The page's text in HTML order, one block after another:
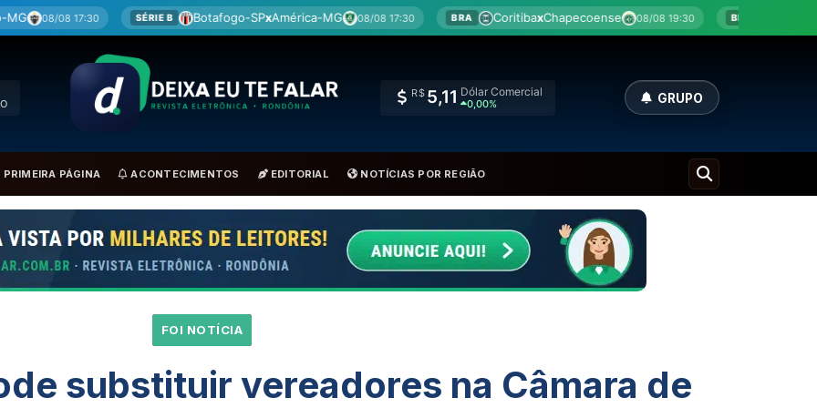
B Botafogo-SP América-MG 08/08 17:30 BRA CoritibaxChapecoense 08/08 19:30 BRA BotafogoxFluminense
R$ 5,11 Dólar Comercial
0,00% GRUPO
PRIMEIRA PÁGINA ACONTECIMENTOS EDITORIAL NOTÍCIAS POR REGIÃO
FOI NOTÍCIA
substituir vereadores na Câmara de